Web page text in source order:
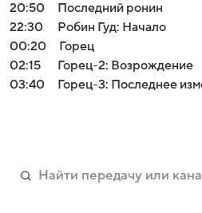
20:50
Последний ронин
22:30
Робин Гуд: Начало
00:20
Горец
02:15
Горец-2: Возрождение
03:40
Горец-3: Последнее